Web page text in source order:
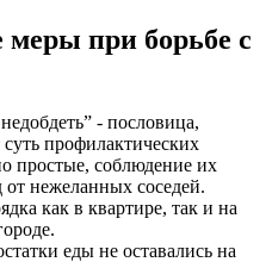
при борьбе с
- пословица,
профилактических
простые, соблюдение их
от нежеланных соседей.
как в квартире, так и на
еды не оставались на